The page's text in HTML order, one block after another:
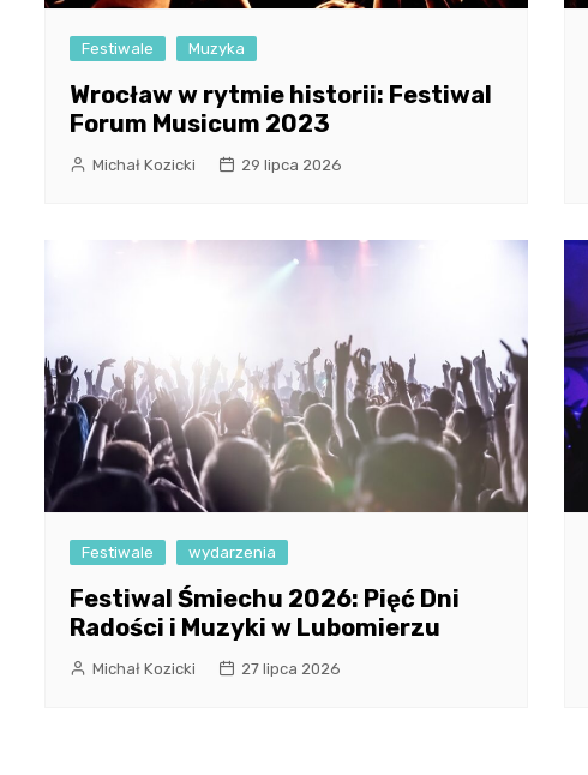
Festiwale Muzyka
Wrocław w rytmie historii: Festiwal
Forum Musicum 2023
Michał Kozicki 29 lipca 2026
Festiwale wydarzenia
Festiwal Śmiechu 2026: Pięć Dni
Radości i Muzyki w Lubomierzu
Michał Kozicki 27 lipca 2026